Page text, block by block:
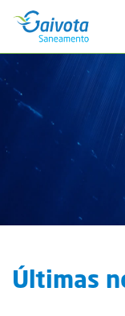
Últimas